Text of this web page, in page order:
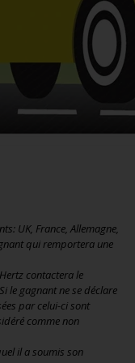
UK, France, Allemagne,
qui remportera une
contactera le
le gagnant ne se déclare
par celui-ci sont
comme non
il a soumis son